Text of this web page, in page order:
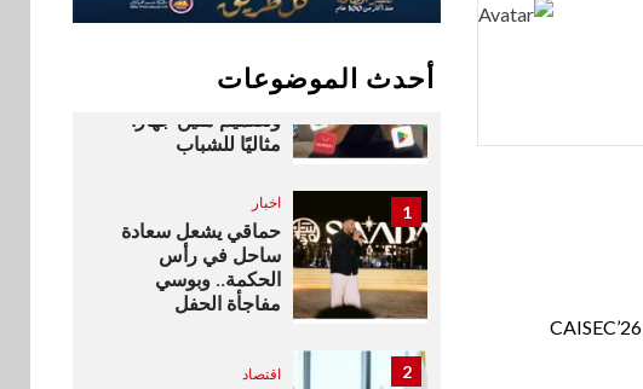
نوفينتيك تشارك كـ Titanium Sponsor في مؤتمر CAISEC’26
أحدث الموضوعات
Max بطارية ضخمة
وتصميم متين جهازًا
مثاليًا للشباب
1 اخبار
حماقي يشعل سعادة
ساحل في رأس
الحكمة.. وبوسي
مفاجأة الحفل
2 اقتصاد